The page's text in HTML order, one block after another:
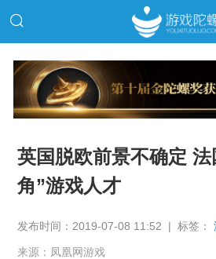
英国脱欧前景不确定
角”游戏人才
发布时间：2019-07-08 11:52 | 标签：
来源：凤凰网游戏